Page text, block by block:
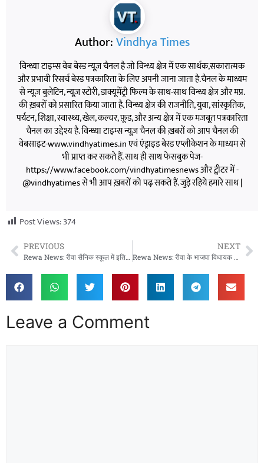
Author:Vindhya Times
विन्ध्या टाइम्स वेब बेस्ड न्यूज़ चैनल है जो विन्ध्य क्षेत्र में एक सार्थक,सकारात्मक
और प्रभावी रिसर्च बेस्ड पत्रकारिता के लिए अपनी जाना जाता है.चैनल के माध्यम
से न्यूज़ बुलेटिन, न्यूज़ स्टोरी, डाक्यूमेंट्री फिल्म के साथ-साथ विन्ध्य क्षेत्र और मप्र.
की ख़बरों को प्रसारित किया जाता है. विन्ध्य क्षेत्र की राजनीति, युवा, सांस्कृतिक,
पर्यटन, शिक्षा, स्वास्थ्य, खेल, कल्चर, फ़ूड, और अन्य क्षेत्र में एक मजबूत पत्रकारिता
चैनल का उद्देश्य है. विन्ध्या टाइम्स न्यूज़ चैनल की ख़बरों को आप चैनल की
वेबसाइट-www.vindhyatimes.in एवं एंड्राइड बेस्ड एप्लीकेशन के माध्यम से
भी प्राप्त कर सकते हैं. साथ ही साथ फेसबुक पेज-
https://www.facebook.com/vindhyatimesnews और ट्वीटर में -
@vindhyatimes से भी आप ख़बरों को पढ़ सकते हैं. जुड़े रहिये हमारे साथ |
Post Views:374
PREVIOUS
Rewa News: रीवा सैनिक स्कूल में इतिहास दोहराया दो दोस्तों की जोड़ी बनी सेना की शान
NEXT
Rewa News: रीवा के भाजपा विधायक का बड़ा खुलासा CMHO पर लगे भ्रष्टाचार के गंभीर आरोप
Leave a Comment